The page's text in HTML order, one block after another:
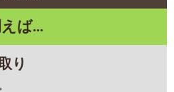
ば...
り